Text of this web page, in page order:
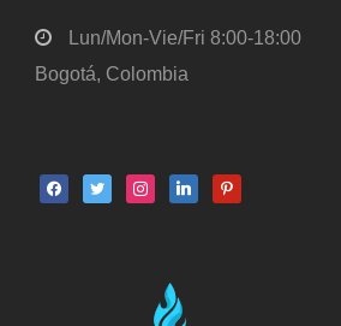
Lun/Mon-Vie/Fri 8:00-18:00
Bogotá, Colombia
facebooktwitter instagramlinkedinpinterest